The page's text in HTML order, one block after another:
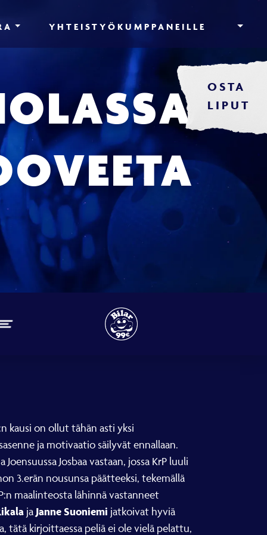
YHTEISTYÖKUMPPANEILLE
OSTA
LIPUT
kausi on ollut tähän asti yksi
ja motivaatio säilyvät ennallaan.
Josbaa vastaan, jossa KrP luuli
3.erän nousunsa päätteeksi, tekemällä
maalinteosta lähinnä vastanneet
jaJanne Suoniemi jatkoivat hyviä
tätä kirjoittaessa peliä ei ole vielä pelattu,